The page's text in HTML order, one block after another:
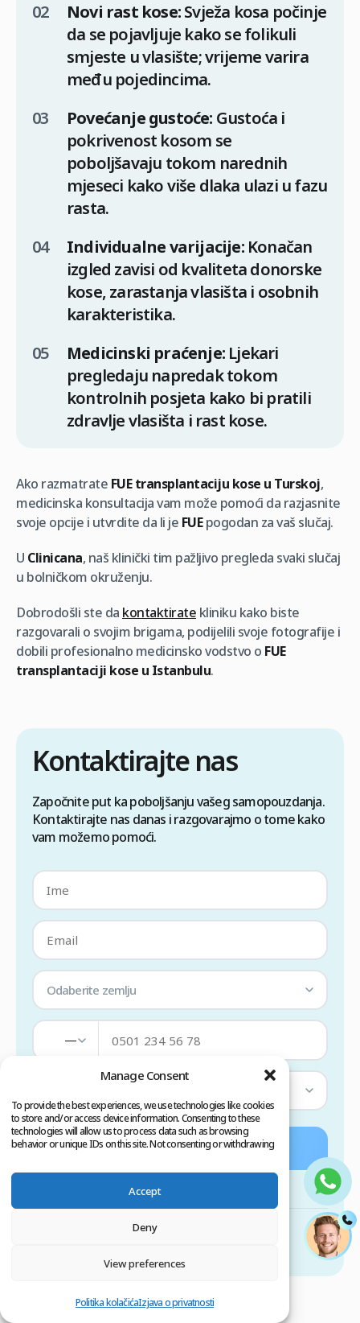
Manage Consent
To provide the best experiences, we use technologies like cookies
to store and/or access device information. Consenting to these
technologies will allow us to process data such as browsing
behavior or unique IDs on this site. Not consenting or withdrawing
Accept
Deny
View preferences
Politika kolačićaIzjava o privatnosti
Novi rast kose:Svježa kosa počinje
da se pojavljuje kako se folikuli
smjeste u vlasište; vrijeme varira
među pojedincima.
Povećanje gustoće: Gustoća i
pokrivenost kosom se
poboljšavaju tokom narednih
mjeseci kako više dlaka ulazi u fazu
rasta.
Individualne varijacije:Konačan
izgled zavisi od kvaliteta donorske
kose, zarastanja vlasišta i osobnih
karakteristika.
Medicinski praćenje: Ljekari
pregledaju napredak tokom
kontrolnih posjeta kako bi pratili
zdravlje vlasišta i rast kose.
Ako razmatrate FUE transplantaciju kose u Turskoj,
medicinska konsultacija vam može pomoći da razjasnite
svoje opcije i utvrdite da li je FUEpogodan za vaš slučaj.
U Clinicana, naš klinički tim pažljivo pregleda svaki slučaj
u bolničkom okruženju.
Dobrodošli ste da kontaktirate kliniku kako biste
razgovarali o svojim brigama, podijelili svoje fotografije i
dobili profesionalno medicinsko vodstvo o FUE
transplantaciji kose u Istanbulu.
Kontaktirajte nas
Započnite put ka poboljšanju vašeg samopouzdanja.
Kontaktirajte nas danas i razgovarajmo o tome kako
vam možemo pomoći.
Odaberite zemlju
—
Pošalji
ili nas kontaktirajte putem